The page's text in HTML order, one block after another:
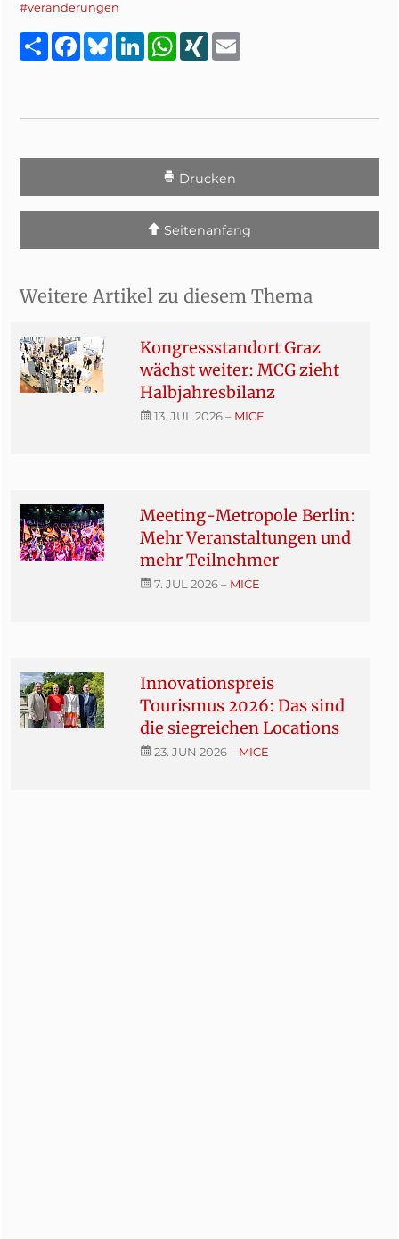
#veränderungen
TeilenFacebook
BlueskyLinkedInWhatsApp
XING
Drucken
Seitenanfang
Weitere Artikel zu diesem Thema
Kongressstandort Graz
wächst weiter: MCG zieht
Halbjahresbilanz
13. JUL 2026– MICE
Meeting-Metropole Berlin:
Mehr Veranstaltungen und
mehr Teilnehmer
7. JUL 2026– MICE
Innovationspreis
Tourismus 2026: Das sind
die siegreichen Locations
23. JUN 2026– MICE